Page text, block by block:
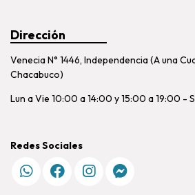
Dirección
Venecia N° 1446, Independencia (A una
Chacabuco)
Lun a Vie 10:00 a 14:00 y 15:00 a 19:00 -
Redes Sociales